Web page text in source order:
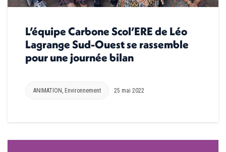
L’équipe Carbone Scol’ERE de Léo
Lagrange Sud-Ouest se rassemble
pour une journée bilan
ANIMATION , Environnement 25 mai 2022